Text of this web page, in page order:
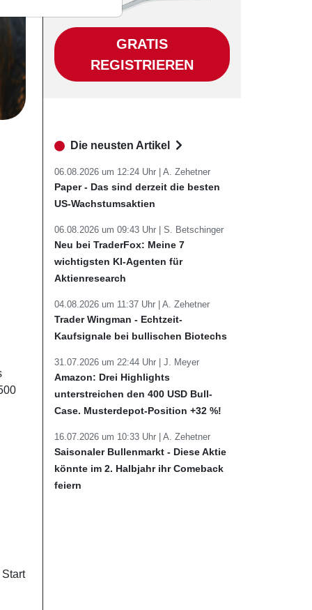
GRATIS
REGISTRIEREN
Die neusten Artikel
06.08.2026 um 12:24 Uhr | A. Zehetner
Paper - Das sind derzeit die besten
US-Wachstumsaktien
06.08.2026 um 09:43 Uhr | S. Betschinger
Neu bei TraderFox: Meine 7
wichtigsten KI-Agenten für
Aktienresearch
04.08.2026 um 11:37 Uhr | A. Zehetner
Trader Wingman - Echtzeit-
Kaufsignale bei bullischen Biotechs
31.07.2026 um 22:44 Uhr | J. Meyer
Amazon: Drei Highlights
unterstreichen den 400 USD Bull-
Case. Musterdepot-Position +32 %!
16.07.2026 um 10:33 Uhr | A. Zehetner
Saisonaler Bullenmarkt - Diese Aktie
könnte im 2. Halbjahr ihr Comeback
feiern